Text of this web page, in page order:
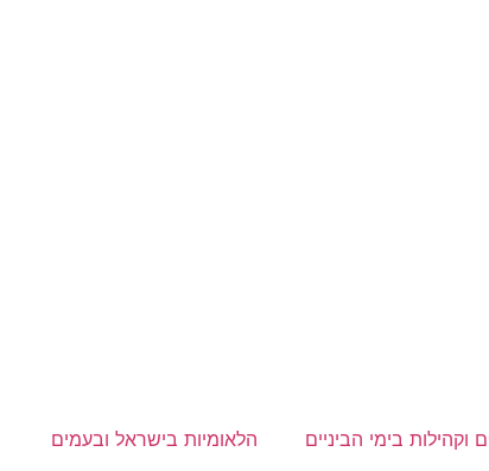
וקהילות בימי הביניים הלאומיות בישראל ובעמים